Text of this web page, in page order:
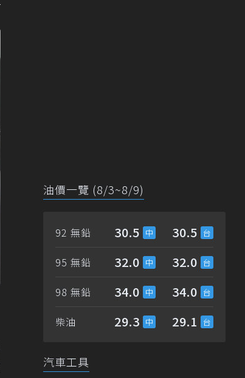
油價一覽 (8/3~8/9)
92 無鉛 30.5 30.5
95 無鉛 32.0 32.0
98 無鉛 34.0 34.0
柴油 29.3 29.1
汽車工具